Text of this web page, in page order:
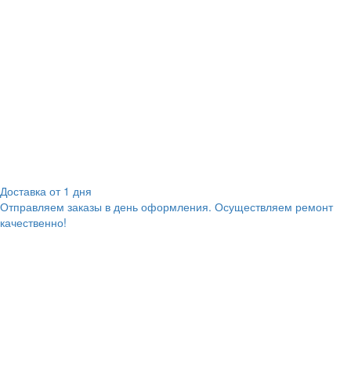
Доставка от 1 дня
Отправляем заказы в день оформления. Осуществляем ремонт
качественно!